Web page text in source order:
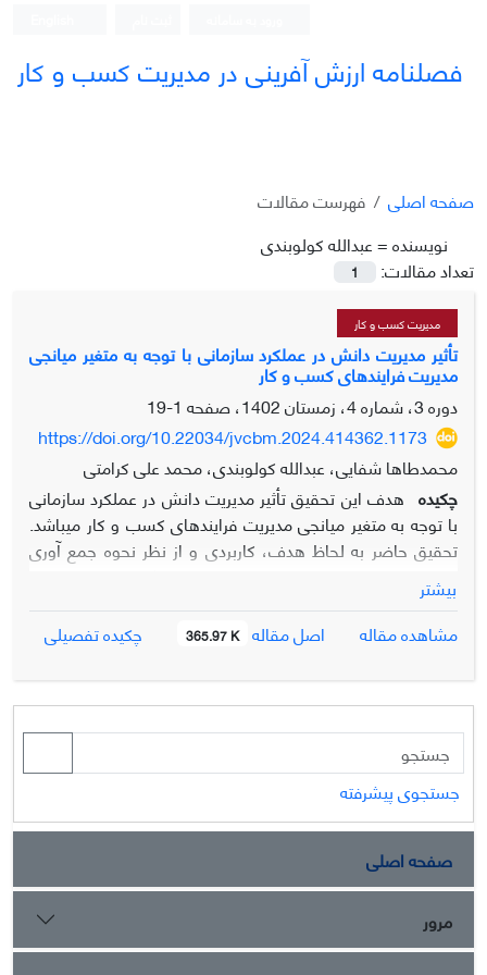
فصلنامه ارزش آفرینی در مدیریت کسب و کار
صفحه اصلی
فهرست مقالات
نویسنده =عبدالله کولوبندی
تعداد مقالات:
1
مدیریت کسب و کار
تأثیر مدیریت دانش در عملکرد سازمانی با توجه به متغیر میانجی
مدیریت فرایندهای کسب و کار
دوره 3، شماره 4، زمستان 1402، صفحه
1-19
https://doi.org/10.22034/jvcbm.2024.414362.1173
محمدطاها شفایی، عبدالله کولوبندی، محمد علی کرامتی
چکیده هدف این تحقیق تأثیر مدیریت دانش در عملکرد سازمانی
با توجه به متغیر میانجی مدیریت فرایندهای کسب و کار می‎باشد.
تحقیق حاضر به لحاظ هدف، کاربردی و از نظر نحوه جمع آوری
آماری پژوهش حاضر شامل مدیران و کارشناسان یکی از
شرکت‌های فعال در حوزه صادرات و واردات به تعداد 160 نفرمی
باشد که با استفاده از فرمول کوکران تعداد 113 نفر در نظر گرفته
شد و از روش نمونه‌گیری صورت غیر تصادفی در دسترس استفاده
شد. ابزار گردآوری در تحقیق حاضر، شامل پرسشنامه‌های مدیریت
دانش فونگ و همکاران (2009)، مدیریت فرایندهای کسب و کار
(2010) می‌باشد. پایایی تحقیق با استفاده از معیار آلفای کرونباخ
برازش مدل مفهومی تحقیق از نرم افزار PLS استفاده گردید.
یافته‌های پژوهش نشان داد که بر اساس مقادیر معنی داری
مربوط به فرضیات، هر سه فرضیه تأیید شدند. میزان تأثیر مدیریت
دانش بر مدیریت فرایندهای کسب و کار برابر با 742/0، میزان تأثیر
مدیریت دانش بر عملکرد سازمانی برابر با 422/0 و میزان تأثیر
مدیریت فرایندهای کسب و کار بر عملکرد سازمانی برابر با 652/0
بیشتر
مشاهده مقاله
اصل مقاله 365.97 K چکیده تفصیلی
جستجوی پیشرفته
صفحه اصلی
مرور